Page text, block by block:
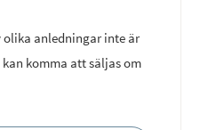
olika anledningar inte är
komma att säljas om